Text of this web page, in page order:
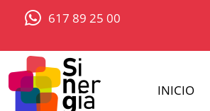
617 89 25 00
INICIO